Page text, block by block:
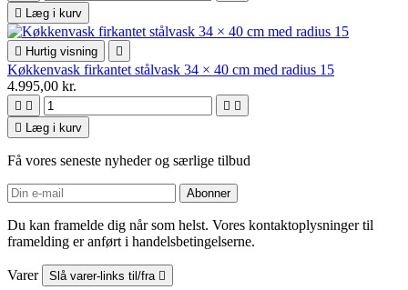
 Læg i kurv
 Hurtig visning 
Køkkenvask firkantet stålvask 34 × 40 cm med radius 15
4.995,00 kr.
   
 Læg i kurv
Få vores seneste nyheder og særlige tilbud
Du kan framelde dig når som helst. Vores kontaktoplysninger til
framelding er anført i handelsbetingelserne.
Varer Slå varer-links til/fra 